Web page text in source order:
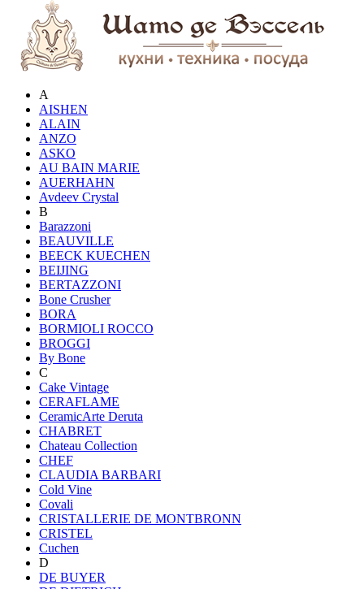
A
AISHEN
ALAIN
ANZO
ASKO
AU BAIN MARIE
AUERHAHN
Avdeev Crystal
B
Barazzoni
BEAUVILLE
BEECK KUECHEN
BEIJING
BERTAZZONI
Bone Crusher
BORA
BORMIOLI ROCCO
BROGGI
By Bone
C
Cake Vintage
CERAFLAME
CeramicArte Deruta
CHABRET
Chateau Collection
CHEF
CLAUDIA BARBARI
Cold Vine
Covali
CRISTALLERIE DE MONTBRONN
CRISTEL
Cuchen
D
DE BUYER